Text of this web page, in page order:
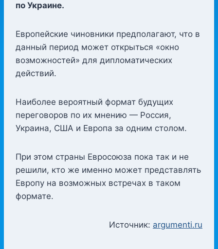
по Украине.
Европейские чиновники предполагают, что в
данный период может открыться «окно
возможностей» для дипломатических
действий.
Наиболее вероятный формат будущих
переговоров по их мнению — Россия,
Украина, США и Европа за одним столом.
При этом страны Евросоюза пока так и не
решили, кто же именно может представлять
Европу на возможных встречах в таком
формате.
Источник: argumenti.ru